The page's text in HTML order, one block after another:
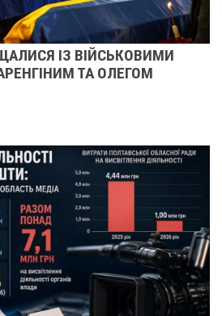
ІЗ ВІЙСЬКОВИМИ
ТА ОЛЕГОМ